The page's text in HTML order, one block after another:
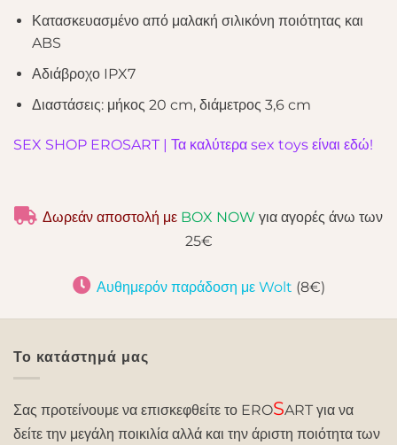
Κατασκευασμένο από μαλακή σιλικόνη ποιότητας και
ABS
Αδιάβροχο IPX7
Διαστάσεις: μήκος 20 cm, διάμετρος 3,6 cm
SEX SHOP EROSART | Τα καλύτερα sex toys είναι εδώ!
Δωρεάν αποστολή με BOX NOW για αγορές άνω των
25€
Αυθημερόν παράδοση με Wolt (8€)
Το κατάστημά μας
Σας προτείνουμε να επισκεφθείτε το EROSART για να
δείτε την μεγάλη ποικιλία αλλά και την άριστη ποιότητα των